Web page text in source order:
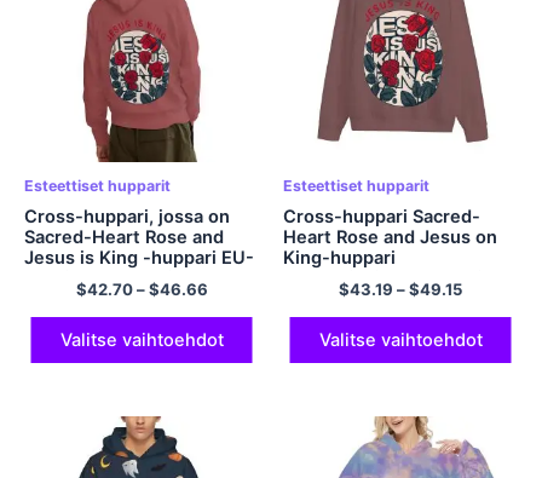
Esteettiset hupparit
Cross-huppari, jossa on
Sacred-Heart Rose and
Jesus is King -huppari EU-
kokoinen huppari
Ylikokoinen esteettinen
huppari miehille ja naisille
Polyesterihuppari
$42.70–$46.66
Valitse vaihtoehdot
Esteettiset hupparit
Cross-huppari Sacred-
Heart Rose and Jesus on
King-huppari
vetoketjullinen huppari
miehille ja naisille
Esteettinen
polyesterihuppari
$43.19 –$49.15
Valitse vaihtoehdot